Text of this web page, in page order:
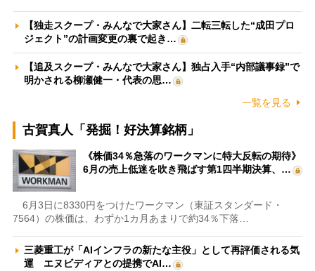
【独走スクープ・みんなで大家さん】二転三転した“成田プロ
ジェクト”の計画変更の裏で起き…
【追及スクープ・みんなで大家さん】独占入手“内部議事録”で
明かされる柳瀬健一・代表の思…
一覧を見る
古賀真人「発掘！好決算銘柄」
《株価34％急落のワークマンに特大反転の期待》
6月の売上低迷を吹き飛ばす第1四半期決算、…
6月3日に8330円をつけたワークマン（東証スタンダード・
7564）の株価は、わずか1カ月あまりで約34％下落…
三菱重工が「AIインフラの新たな主役」として再評価される気
運 エヌビディアとの提携でAI…